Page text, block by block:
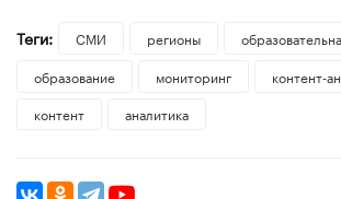
Теги: СМИ регионы
образование
мониторинг
контент-
контент
аналитика